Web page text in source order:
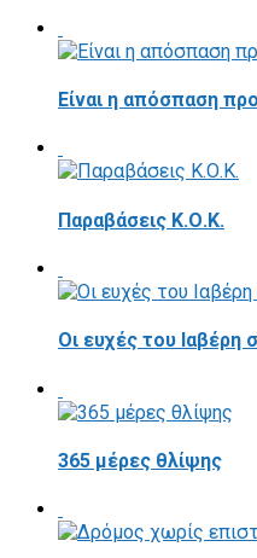
Είναι η απόσπαση
Παραβάσεις Κ.Ο.Κ.
Οι ευχές του Ιαβέρη
365 μέρες θλίψης